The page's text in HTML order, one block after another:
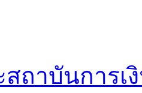
ถาบันการเ